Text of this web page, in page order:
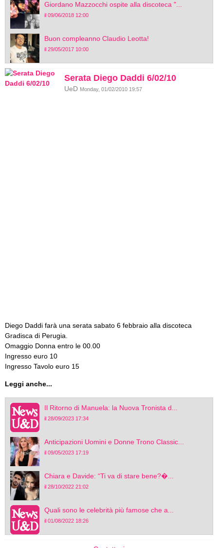
Giordano Mazzocchi ospite alla discoteca "...
il 09/06/2018 12:00
Buon compleanno Claudio Leotta!
il 29/05/2017 10:00
Serata Diego Daddi 6/02/10
UeD Monday, 01/02/2010 19:57
Diego Daddi farà una serata sabato 6 febbraio alla discoteca
Gradisca di Perugia.
Omaggio Donna entro le 00.00
Ingresso euro 10
Ingresso Tavolo euro 15
Leggi anche...
Il Ritorno di Manuela: la Nuova Tronista d...
il 28/09/2023 17:34
Anticipazioni Uomini e Donne Trono Classic...
il 09/05/2023 17:19
Chiara e Davide: “Ti va di stare bene?�...
il 28/10/2022 21:02
Quali sono le celebrità più famose che a...
il 01/08/2022 18:26